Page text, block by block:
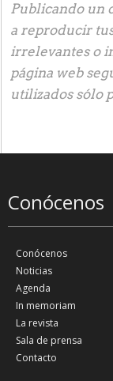
Publicando un
a reproducir
irrelevantes o
página web
utilizados sólo
Conócenos
Conócenos
Noticias
Agenda
In memoriam
La revista
Sala de prensa
Contacto